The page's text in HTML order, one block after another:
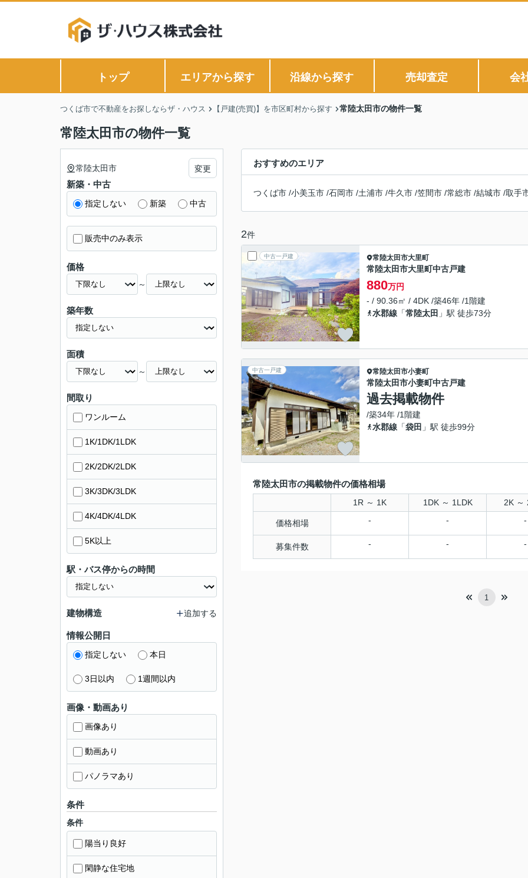
トップ エリアから探す 沿線から探す 売却査定 会
つくば市で不動産をお探しならザ・ハウス 【戸建(売買)】を市区町村から探す 常陸太田市の物件一覧
常陸太田市の物件一覧
おすすめのエリア
つくば市 /小美玉市 /石岡市 /土浦市 /牛久市 /笠間市 /常総市 /結城市 /取手
2件
中古一戸建 常陸太田市大里町
常陸太田市大里町中古戸建
880万円
- / 90.36㎡ / 4DK /築46年 /1階建
水郡線 「常陸太田 」駅 徒歩73分
中古一戸建 常陸太田市小妻町
常陸太田市小妻町中古戸建
過去掲載物件
/築34年 /1階建
水郡線 「袋田 」駅 徒歩99分
常陸太田市の掲載物件の価格相場
1R ～ 1K 1DK ～ 1LDK 2K ～
価格相場 - - -
募集件数 - - -
1
常陸太田市 変更
新築・中古
指定しない 新築 中古
販売中のみ表示
価格
～
築年数
面積
～
間取り
ワンルーム
1K/1DK/1LDK
2K/2DK/2LDK
3K/3DK/3LDK
4K/4DK/4LDK
5K以上
駅・バス停からの時間
建物構造 追加する
情報公開日
指定しない 本日
3日以内 1週間以内
画像・動画あり
画像あり
動画あり
パノラマあり
条件
条件
陽当り良好
閑静な住宅地